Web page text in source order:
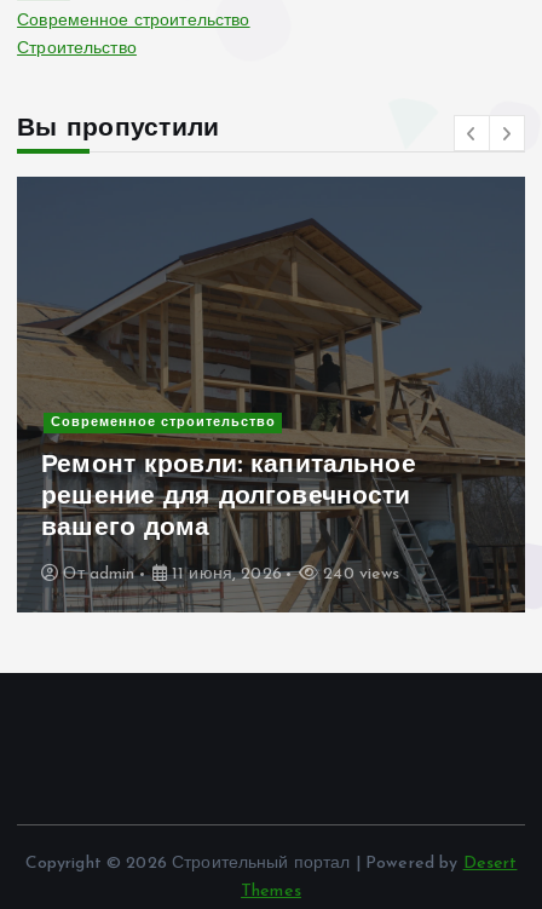
Современное строительство
Строительство
Вы пропустили
Современное строительство
Ремонт кровли: капитальное
решение для долговечности
вашего дома
Отadmin 11 июня, 2026 240 views
Copyright © 2026 Строительный портал | Powered by Desert
Themes